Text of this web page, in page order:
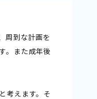
周到な計画を
。また成年後
考えます。そ